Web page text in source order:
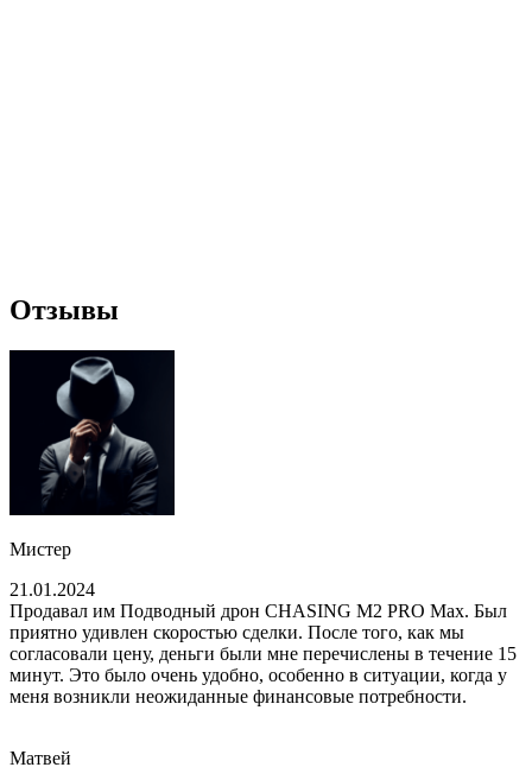
Отзывы
Мистер
21.01.2024
Продавал им Подводный дрон CHASING M2 PRO Max. Был
приятно удивлен скоростью сделки. После того, как мы
согласовали цену, деньги были мне перечислены в течение 15
минут. Это было очень удобно, особенно в ситуации, когда у
меня возникли неожиданные финансовые потребности.
Матвей